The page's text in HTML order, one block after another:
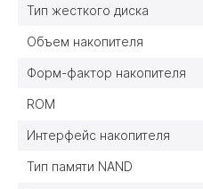
Тип жесткого диска
Объем накопителя
Форм-фактор накопителя
ROM
Интерфейс накопителя
Тип памяти NAND